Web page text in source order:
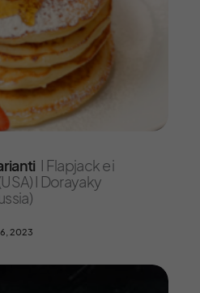
I Flapjack e i
I Dorayaky
2023